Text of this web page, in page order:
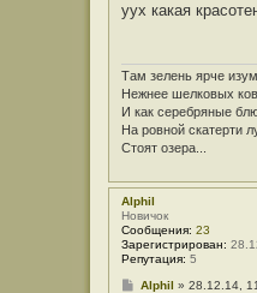
б
и
е
уух какая
Там зелень ярче
Нежнее шелковых
И как серебряные
На ровной скатерти
Стоят озера...
Alphil
Новичок
Сообщения: 23
Зарегистрирован:
Репутация: 5
СAlphil » 28.12.14,